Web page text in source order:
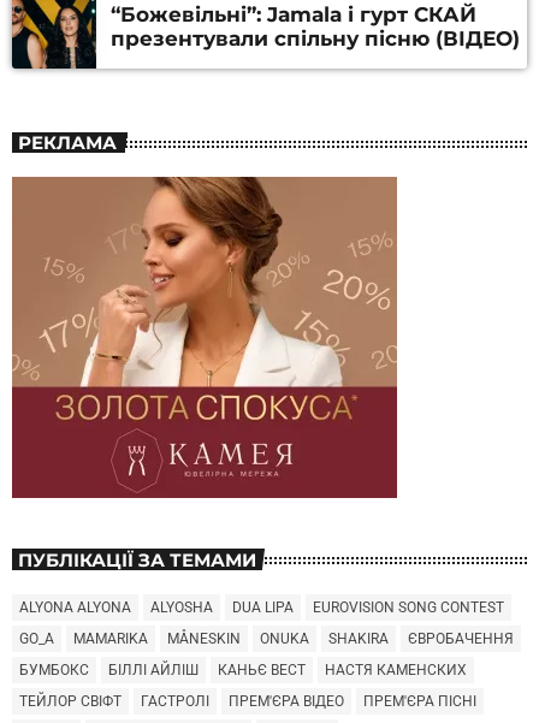
“Божевільні”: Jamala і гурт СКАЙ
презентували спільну пісню (ВІДЕО)
РЕКЛАМА
ПУБЛІКАЦІЇ ЗА ТЕМАМИ
ALYONA ALYONA ALYOSHA DUA LIPA
EUROVISION SONG CONTEST
GO_A
MAMARIKA MÅNESKIN ONUKA SHAKIRA
ЄВРОБАЧЕННЯ
БУМБОКС
БІЛЛІ АЙЛІШ КАНЬЄ ВЕСТ
НАСТЯ КАМЕНСКИХ
ТЕЙЛОР СВІФТ
ГАСТРОЛІ ПРЕМ'ЄРА ВІДЕО
ПРЕМ'ЄРА ПІСНІ